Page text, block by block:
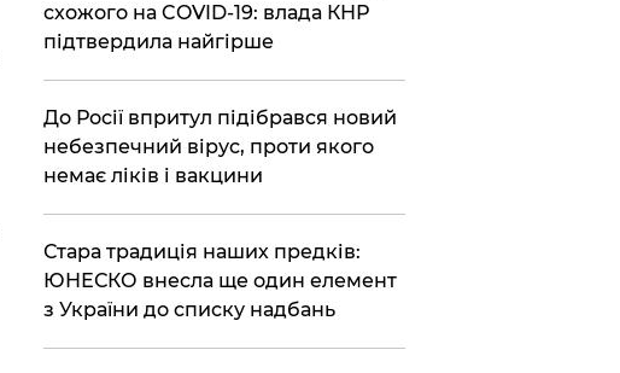
схожого на COVID-19: влада КНР
підтвердила найгірше
До Росії впритул підібрався новий
небезпечний вірус, проти якого
немає ліків і вакцини
Стара традиція наших предків:
ЮНЕСКО внесла ще один елемент
з України до списку надбань